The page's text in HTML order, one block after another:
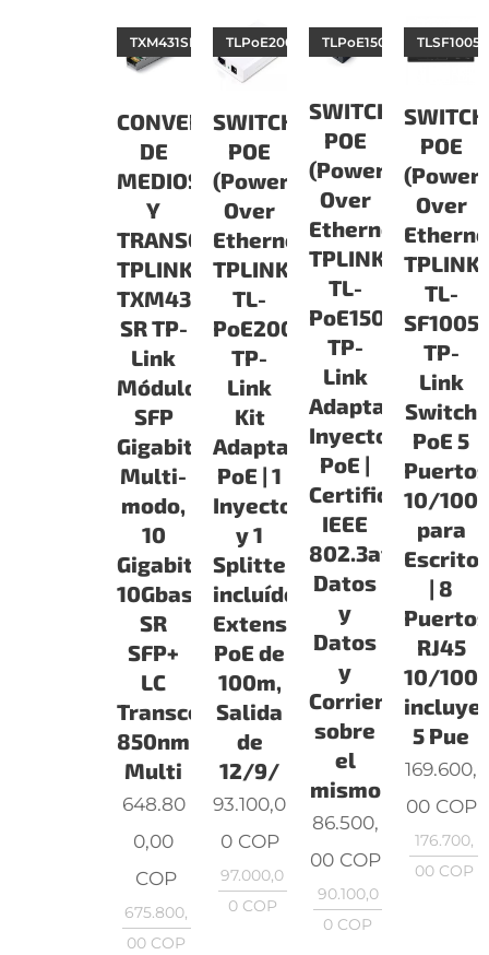
CONVERTIDORES
DE
MEDIOS
Y
TRANSCEIVER
TPLINK
TXM431-
SR TP-
Link
Módulo
SFP
Gigabit
Multi-
modo,
10
Gigabit,
10Gbase-
SR
SFP+
LC
Transceiver,
850nm
Multi
TXM431SR
648.80
0,00
COP
675.800,
00 COP
SWITCH
POE
(Power
Over
Ethernet)
TPLINK
TL-
PoE200
TP-
Link
Kit
Adaptador
PoE | 1
Inyector
y 1
Splitter
incluídos,
Extensión
PoE de
100m,
Salida
de
12/9/
TLPoE200
93.100,0
0COP
97.000,0
0COP
SWITCH
POE
(Power
Over
Ethernet)
TPLINK
TL-
PoE150S
TP-
Link
Adaptador
Inyector
PoE |
Certificado
IEEE
802.3af,
Datos
y
Datos
y
Corriente
sobre
el
mismo
TLPoE150S
86.500,
00COP
90.100,0
0 COP
SWITCH
POE
(Power
Over
TPLINK
TL-
TP-
Link
Switch
PoE 5
Puertos
10/
para
| 8
Puertos
RJ45
10/
5 Pue
169.600,
00COP
176.700,
00COP